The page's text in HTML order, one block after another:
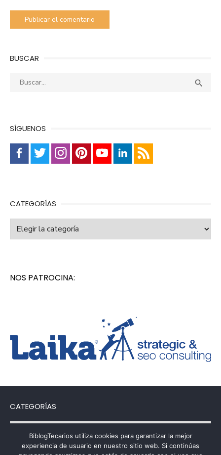
BUSCAR
Buscar: 
SÍGUENOS
CATEGORÍAS
Categorías
NOS PATROCINA:
CATEGORÍAS
Categorías
BiblogTecarios utiliza cookies para garantizar la mejor
experiencia de usuario en nuestro sitio web. Si continúas